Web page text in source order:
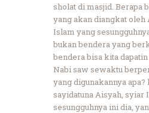
sholat di masjid. Berapa
yang akan diangkat oleh
Islam yang
bukan bendera yang
bendera bisa kita dapatin
Nabi saw sewaktu
yang digunakannya
sayidatuna Aisyah, syiar
sesungguhnya ini dia,